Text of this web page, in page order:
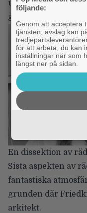
utspelar sig på ett
gör i filmen…
En dissektion av
Sista aspekten av
fantastiska
grunden där
arkitekt.
följande:
Genom att acceptera
tjänsten, avslag kan
för att arbeta, du kan
inställningar när som
längst ner på sidan.